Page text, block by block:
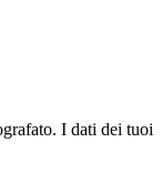
I dati dei tuoi